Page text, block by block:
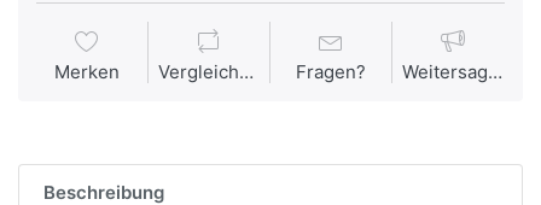
Merken Vergleichen Fragen? Weitersagen
Beschreibung